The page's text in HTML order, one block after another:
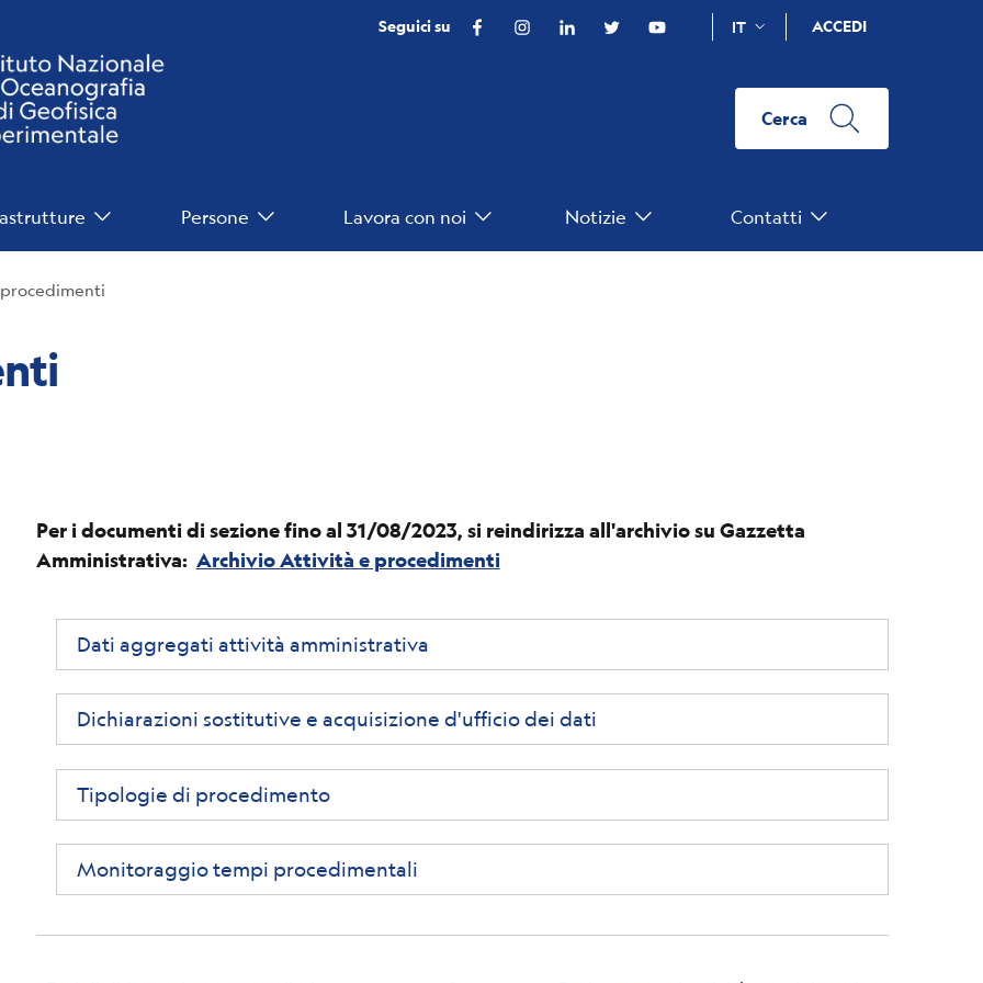
Seguici su FacebookInstagramLinkedinTwitter IT ACCEDI
Cerca
Persone Lavora con noi Notizie Contatti
Per i documenti di sezione fino al 31/08/2023, si reindirizza all'archivio su Gazzetta
Amministrativa: Archivio Attività e procedimenti
Dati aggregati attività amministrativa
Dichiarazioni sostitutive e acquisizione d'ufficio dei dati
Tipologie di procedimento
Monitoraggio tempi procedimentali
Link